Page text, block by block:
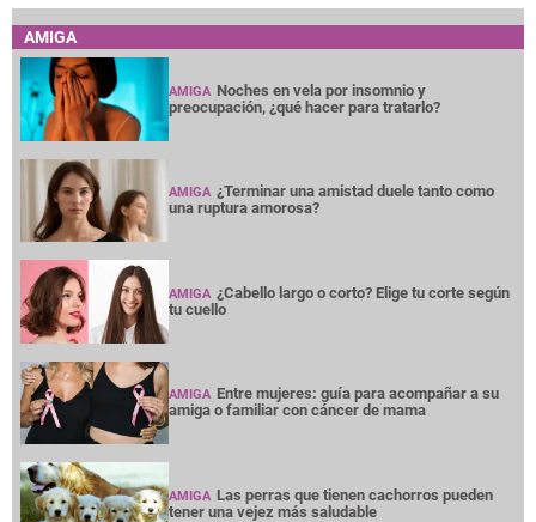
AMIGA
AMIGA Noches en vela por insomnio y
preocupación, ¿qué hacer para tratarlo?
AMIGA ¿Terminar una amistad duele tanto como
una ruptura amorosa?
AMIGA ¿Cabello largo o corto? Elige tu corte según
tu cuello
AMIGA Entre mujeres: guía para acompañar a su
amiga o familiar con cáncer de mama
AMIGA Las perras que tienen cachorros pueden
tener una vejez más saludable